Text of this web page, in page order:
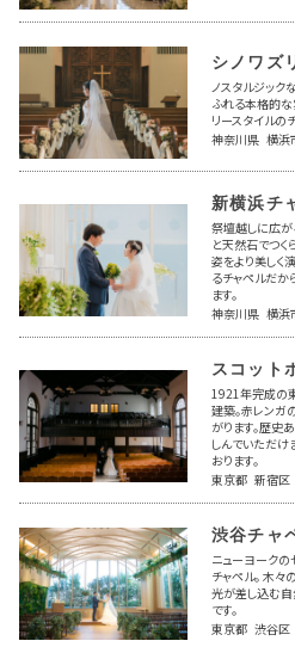
シノワズ
ノスタルジック
ふれる本格的
リースタイルの
神奈川県 横浜
新横浜チ
祭壇越しに広
と天然石でつ
姿をより美しく
るチャペルだ
ます。
神奈川県 横浜
スコット
1921年完成の
建築。赤レン
がります。歴史
しんでいただけ
おります。
東京都 新宿区
渋谷チャ
ニューヨークの
チャペル。 木
光が差し込む
です。
東京都 渋谷区